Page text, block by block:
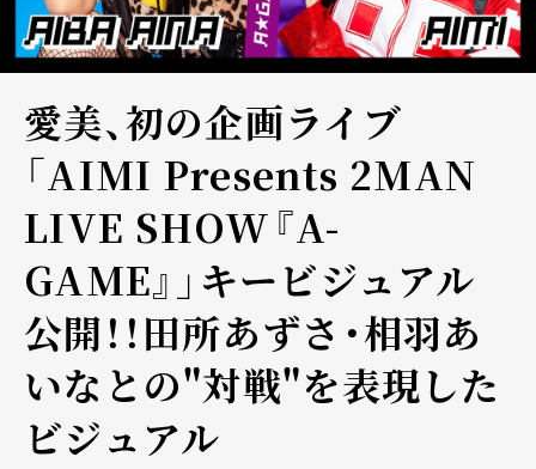
愛美、初の企画ライブ
「AIMI Presents 2MAN
LIVE SHOW『A-
GAME』」キービジュアル
公開！！田所あずさ・相羽あ
いなとの"対戦"を表現した
ビジュアル